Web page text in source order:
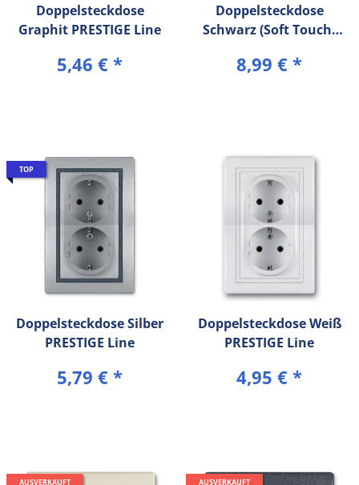
Doppelsteckdose
Graphit PRESTIGE Line
5,46 € *
Doppelsteckdose
Schwarz (Soft Touch)
8,99 € *
TOP
Doppelsteckdose Silber
PRESTIGE Line
5,79 € *
Doppelsteckdose Weiß
PRESTIGE Line
4,95 € *
AUSVERKAUFT AUSVERKAUFT